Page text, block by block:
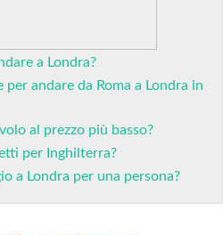
a Londra?
andare da Roma a Londra in
al prezzo più basso?
per Inghilterra?
a Londra per una persona?